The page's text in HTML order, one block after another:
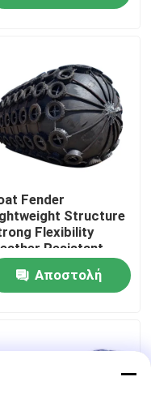
Fender
Structure
Flexibility
Resistant
Αποστολή